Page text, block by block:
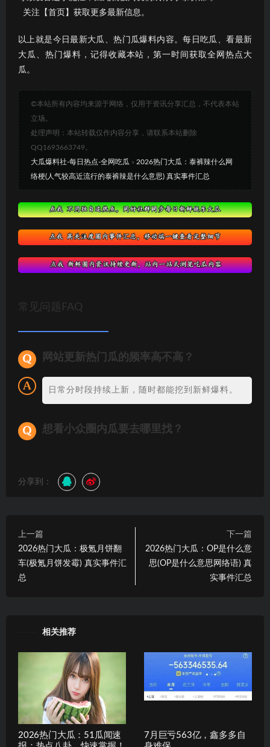
关注【首页】获取更多最新信息。
以上就是今日最新大瓜、热门瓜爆料内容。每日吃瓜、看最新
大瓜、热门爆料，记得收藏本站，第一时间获取全网热点大
瓜。
©本站所有内容均来源于网络，仅用于资讯分享汇总，不代表本站
立场。
处理声明：本站转载仅作内容分享，请联系本站删除
QQ1693663749。
大瓜爆料社-每日热点-全网吃瓜 » 2026热门大瓜：泰裤辣什么网
络梗(人气较高近流行的泰裤辣是什么意思) 真实事件汇总
常见问题FAQ
网站更新热门瓜的频率高不高？
日常分时段持续上新，随时都能挖到新鲜爆料。
想看小众圈内瓜要去哪里找？
分享到：
上一篇
2026热门大瓜：极氪月饼翻
车(极氪月饼发霉) 真实事件汇
总
下一篇
2026热门大瓜：OP是什么意
思(OP是什么意思网络语) 真
实事件汇总
相关推荐
2026热门大瓜：51瓜闻速
7月巨亏563亿，鑫多多自